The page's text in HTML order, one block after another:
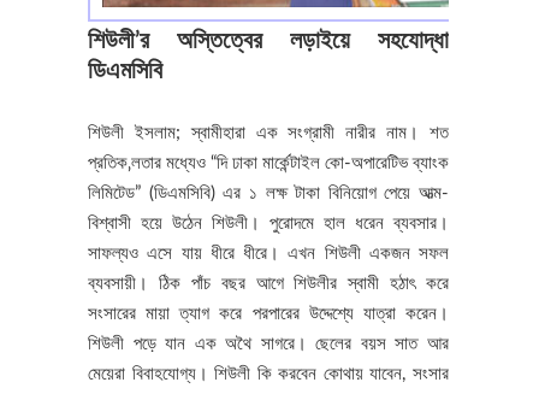
শিউলী’র অস্তিত্বের লড়াইয়ে সহযোদ্ধা
ডিএমসিবি
শিউলী ইসলাম; স্বামীহারা এক সংগ্রামী নারীর নাম। শত
প্রতিক‚লতার মধ্যেও “দি ঢাকা মার্কেন্টাইল কো-অপারেটিভ ব্যাংক
লিমিটেড” (ডিএমসিবি) এর ১ লক্ষ টাকা বিনিয়োগ পেয়ে আত্ম-
বিশ্বাসী হয়ে উঠেন শিউলী। পুরোদমে হাল ধরেন ব্যবসার।
সাফল্যও এসে যায় ধীরে ধীরে। এখন শিউলী একজন সফল
ব্যবসায়ী। ঠিক পাঁচ বছর আগে শিউলীর স্বামী হঠাৎ করে
সংসারের মায়া ত্যাগ করে পরপারের উদ্দেশ্যে যাত্রা করেন।
শিউলী পড়ে যান এক অথৈ সাগরে। ছেলের বয়স সাত আর
মেয়েরা বিবাহযোগ্য। শিউলী কি করবেন কোথায় যাবেন, সংসার